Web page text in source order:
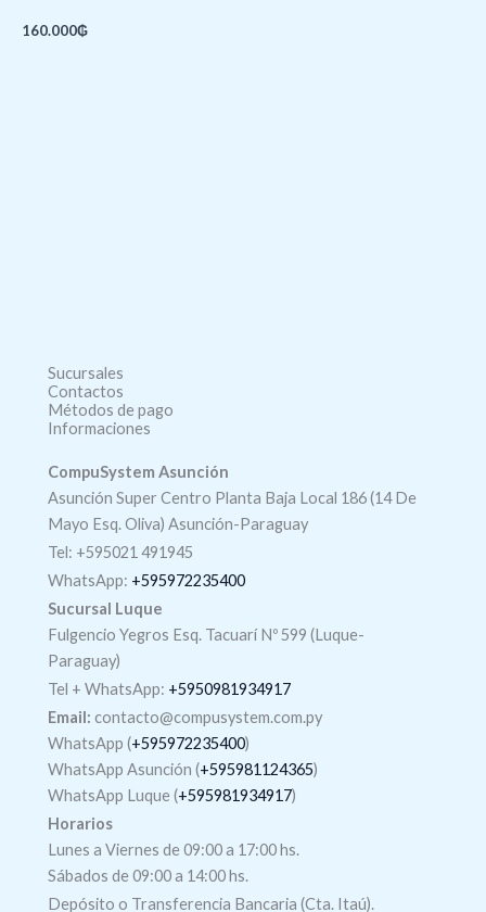
160.000₲
Sucursales
Contactos
Métodos de pago
Informaciones
CompuSystem Asunción
Asunción Super Centro Planta Baja Local 186 (14 De
Mayo Esq. Oliva) Asunción-Paraguay
Tel: +595021 491945
WhatsApp: +595972235400
Sucursal Luque
Fulgencio Yegros Esq. Tacuarí Nº 599 (Luque-
Paraguay)
Tel + WhatsApp: +5950981934917
Email: contacto@compusystem.com.py
WhatsApp (+595972235400)
WhatsApp Asunción (+595981124365)
WhatsApp Luque (+595981934917)
Horarios
Lunes a Viernes de 09:00 a 17:00 hs.
Sábados de 09:00 a 14:00 hs.
Depósito o Transferencia Bancaria (Cta. Itaú).